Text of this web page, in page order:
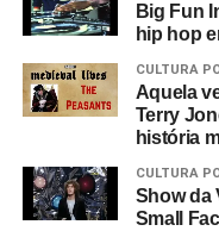
Big Fun
hip hop
CULTURA
Aquela
Terry
história
CULTURA
Show da
Small